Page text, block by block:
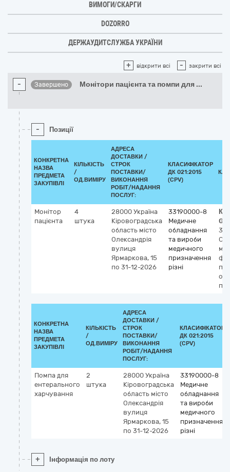
ВИМОГИ/СКАРГИ
DOZORRO
ДЕРЖАУДИТСЛУЖБА УКРАЇНИ
+ відкрити всі - закрити всі
- Завершено Монітори пацієнта та помпи для ...
- Позиції
КОНКРЕТНА
НАЗВА
ПРЕДМЕТА
ЗАКУПІВЛІ
КІЛЬКІСТЬ
/
ОД.ВИМІРУ
АДРЕСА
ДОСТАВКИ /
СТРОК
ПОСТАВКИ/
ВИКОНАННЯ
РОБІТ/НАДАННЯ
ПОСЛУГ:
КЛАСИФІКАТОР
ДК 021:2015
(CPV)
Монітор
пацієнта
4
штука
28000 Україна
Кіровоградська
область місто
Олександрія
вулиця
Ярмаркова, 15
по 31-12-2026
33190000-8
Медичне
обладнання
та вироби
медичного
призначення
різні
КОНКРЕТНА
НАЗВА
ПРЕДМЕТА
ЗАКУПІВЛІ
КІЛЬКІСТЬ
/
ОД.ВИМІРУ
АДРЕСА
ДОСТАВКИ /
СТРОК
ПОСТАВКИ/
ВИКОНАННЯ
РОБІТ/НАДАННЯ
ПОСЛУГ:
КЛАСИФІКАТОР
ДК 021:2015
(CPV)
Помпа для
ентерального
харчування
2
штука
28000 Україна
Кіровоградська
область місто
Олександрія
вулиця
Ярмаркова, 15
по 31-12-2026
33190000-8
Медичне
обладнання
та вироби
медичного
призначення
різні
+ Інформація по лоту